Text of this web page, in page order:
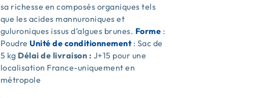
sa richesse en composés organiques tels
que les acides mannuroniques et
guluroniques issus d’algues brunes. Forme :
PoudreUnité de conditionnement: Sac de
5 kg Délai de livraison : J+15 pour une
localisation France-uniquement en
métropole